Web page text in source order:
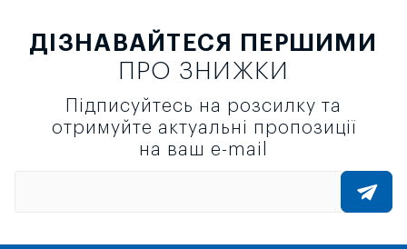
ДІЗНАВАЙТЕСЯ ПЕРШИМИ
ПРО ЗНИЖКИ
Підписуйтесь на розсилку та
отримуйте актуальні пропозиції
на ваш e-mail